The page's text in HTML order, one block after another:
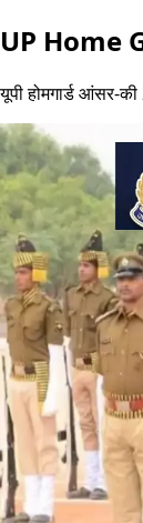
UP Home
यूपी होमगार्ड आंसर-